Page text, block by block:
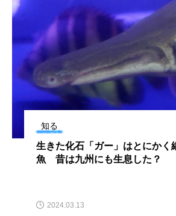
タイコウチ タイドプール
タカラガイ タコ
タコブネ タチウオ タナゴ
タラバガニ ダイオウイカ
ダイサギ
チョウクラゲ チョウザメ
知る
生きた化石「ガー」はとにかく
魚 昔は九州にも生息した？
2024.03.13